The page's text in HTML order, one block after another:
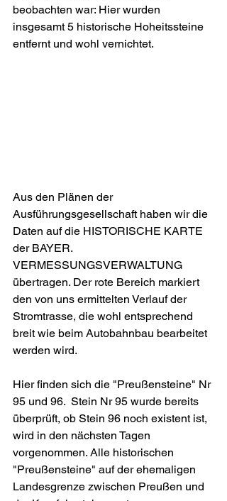
beobachten war: Hier wurden
insgesamt 5 historische Hoheitssteine
entfernt und wohl vernichtet.
Aus den Plänen der
Ausführungsgesellschaft haben wir die
Daten auf die HISTORISCHE KARTE
der BAYER.
VERMESSUNGSVERWALTUNG
übertragen. Der rote Bereich markiert
den von uns ermittelten Verlauf der
Stromtrasse, die wohl entsprechend
breit wie beim Autobahnbau bearbeitet
werden wird.
Hier finden sich die "Preußensteine" Nr
95 und 96.  Stein Nr 95 wurde bereits
überprüft, ob Stein 96 noch existent ist,
wird in den nächsten Tagen
vorgenommen. Alle historischen
"Preußensteine" auf der ehemaligen
Landesgrenze zwischen Preußen und